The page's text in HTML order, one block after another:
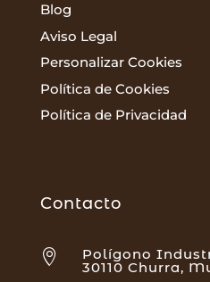
Blog
Aviso Legal
Personalizar Cookies
Política de Cookies
Política de Privacidad
Contacto
 Polígono
30110 Churra,